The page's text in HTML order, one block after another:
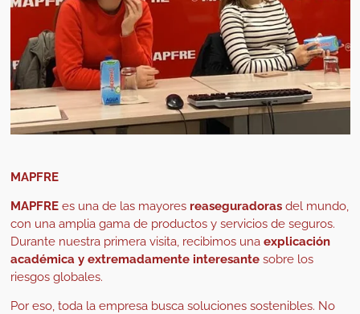
MAPFRE
MAPFREes una de las mayores reaseguradorasdel mundo,
con una amplia gama de productos y servicios de seguros.
Durante nuestra primera visita, recibimos una explicación
académica y extremadamente interesantesobre los
riesgos globales.
Por eso, toda la empresa busca soluciones sostenibles. No